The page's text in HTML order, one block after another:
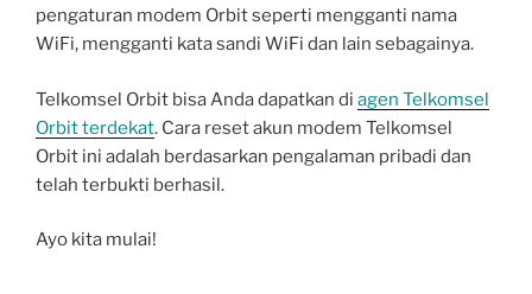
pengaturan modem Orbit seperti mengganti nama
WiFi, mengganti kata sandi WiFi dan lain sebagainya.
Telkomsel Orbit bisa Anda dapatkan di agen Telkomsel
Orbit terdekat. Cara reset akun modem Telkomsel
Orbit ini adalah berdasarkan pengalaman pribadi dan
telah terbukti berhasil.
Ayo kita mulai!